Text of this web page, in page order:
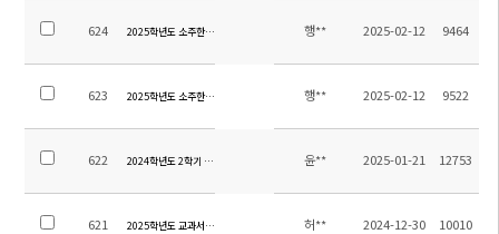
624 2025학년도 소주한국학교 소방용역 업체 선정 입찰공고
행** 2025-02-12 9464
623 2025학년도 소주한국학교 보안용역 업체 선정 입찰공고
행** 2025-02-12 9522
622 2024학년도 2학기 초등 방과후학교 교육활동비 집행내역 보고
윤** 2025-01-21 12753
621 2025학년도 교과서 목록 허** 2024-12-30 10010